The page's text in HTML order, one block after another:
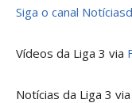
Siga o canal
Vídeos da Liga 3 via
Notícias da Liga 3